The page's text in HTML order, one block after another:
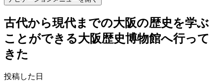
古代から現代までの大阪の歴史を学ぶ
ことができる大阪歴史博物館へ行って
きた
投稿した日